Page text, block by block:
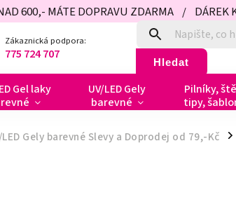
600,- MÁTE DOPRAVU ZDARMA / DÁREK
Zákaznická podpora:
775 724 707 Hledat
Gel laky
UV/LED Gely
barevné
Pilníky,
tipy,
LED Gely barevné Slevy a Doprodej od 79,-Kč /